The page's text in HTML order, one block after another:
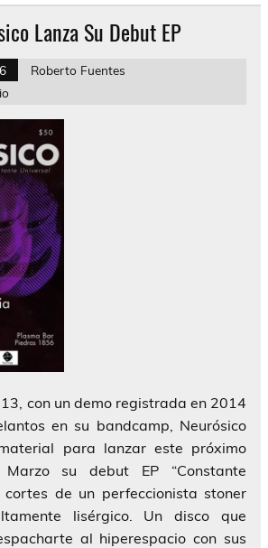
Lanza Su Debut EP
Roberto Fuentes
con un demo registrada en 2014
en su bandcamp, Neurósico
para lanzar este próximo
su debut EP “Constante
cortes de un perfeccionista stoner
lisérgico. Un disco que
al hiperespacio con sus